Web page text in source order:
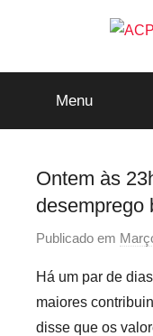
ACP-
Precári@s
Inflexíveis
Menu
Ontem às
desemprego
Publicado em
Há um par de
maiores
disse que os